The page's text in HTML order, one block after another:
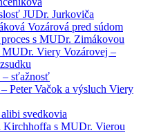
JUDr. Jurkoviča
Vozárová pred súdom
proces s MUDr. Zimákovou
Viery Vozárovej –
– sťažnosť
Peter Vačok a výsluch Viery
svedkovia
Kirchhoffa s MUDr. Vierou